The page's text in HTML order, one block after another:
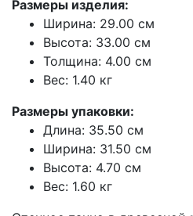
Размеры изделия:
Ширина: 29.00 см
Высота: 33.00 см
Толщина: 4.00 см
Вес: 1.40 кг
Размеры упаковки:
Длина: 35.50 см
Ширина: 31.50 см
Высота: 4.70 см
Вес: 1.60 кг